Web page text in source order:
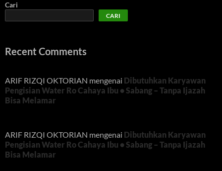
Cari
CARI
Recent Comments
ARIF RIZQI OKTORIAN mengenai Dibutuhkan Karyawan
Pengisian Water Ro Cahaya Ibu • Sabang – Tanpa Ijazah
Bisa Melamar
ARIF RIZQI OKTORIAN mengenai Dibutuhkan Karyawan
Pengisian Water Ro Cahaya Ibu • Sabang – Tanpa Ijazah
Bisa Melamar